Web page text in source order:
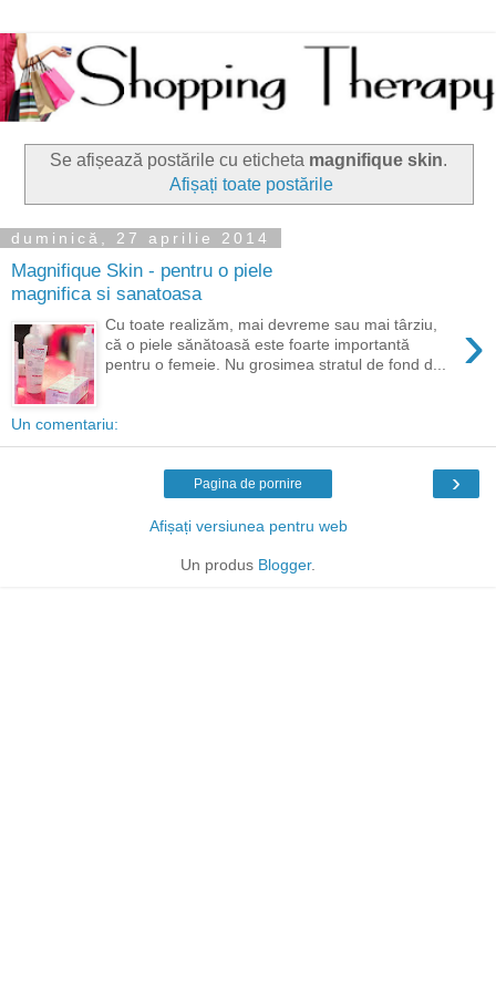
Se afișează postările cu eticheta magnifique skin.
Afișați toate postările
duminică, 27 aprilie 2014
Magnifique Skin - pentru o piele
magnifica si sanatoasa
›
Cu toate realizăm, mai devreme sau mai târziu,
că o piele sănătoasă este foarte importantă
pentru o femeie. Nu grosimea stratul de fond d...
Un comentariu:
›
Pagina de pornire
Afișați versiunea pentru web
Un produs Blogger.